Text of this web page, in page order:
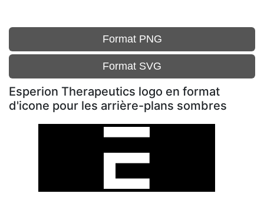
Format PNG
Format SVG
Esperion Therapeutics logo en format
d'icone pour les arrière-plans sombres